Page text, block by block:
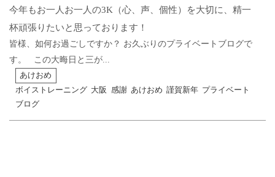
今年もお一人お一人の3K（心、声、個性）を大切に、精一
杯頑張りたいと思っております！
皆様、如何お過ごしですか？ お久ぶりのプライベートブログで
す。 この大晦日と三が...
あけおめ
ボイストレーニング 大阪 感謝 あけおめ 謹賀新年 プライベート
ブログ